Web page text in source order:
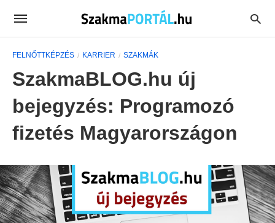
FELNŐTTKÉPZÉS KARRIER SZAKMÁK
SzakmaBLOG.hu új
bejegyzés: Programozó
fizetés Magyarországon